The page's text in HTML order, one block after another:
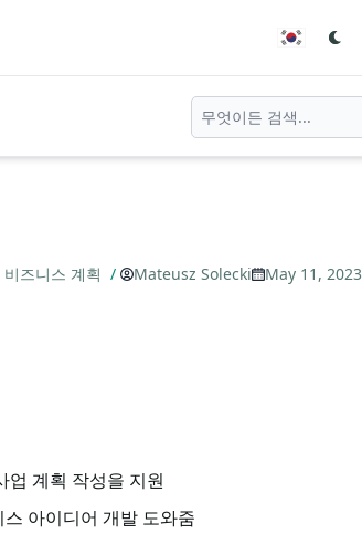
비즈니스 계획 / Mateusz Solecki
May 11, 2023
업 계획 작성을 지원
스 아이디어 개발 도와줌